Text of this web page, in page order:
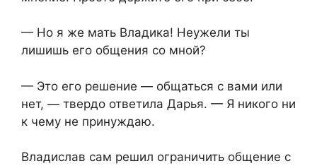
— Но я же мать Владика! Неужели ты
лишишь его общения со мной?
— Это его решение — общаться с вами или
нет, — твердо ответила Дарья. — Я никого ни
к чему не принуждаю.
Владислав сам решил ограничить общение с